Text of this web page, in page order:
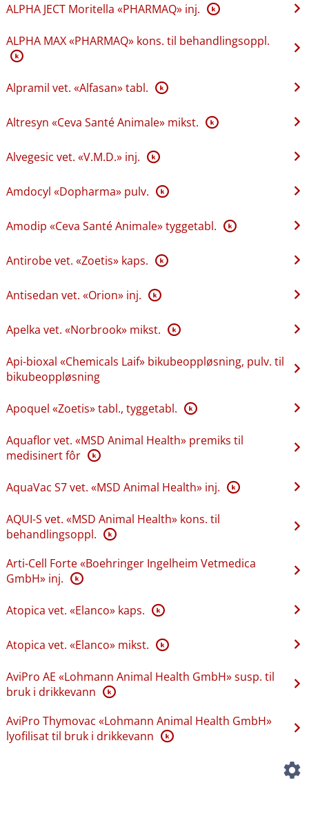
ALPHA JECT Moritella «PHARMAQ» inj. K
ALPHA MAX «PHARMAQ» kons. til behandlingsoppl.
K
Alpramil vet. «Alfasan» tabl. K
Altresyn «Ceva Santé Animale» mikst. K
Alvegesic vet. «V.M.D.» inj. K
Amdocyl «Dopharma» pulv. K
Amodip «Ceva Santé Animale» tyggetabl. K
Antirobe vet. «Zoetis» kaps. K
Antisedan vet. «Orion» inj. K
Apelka vet. «Norbrook» mikst. K
Api-bioxal «Chemicals Laif» bikubeoppløsning, pulv. til
bikubeoppløsning
Apoquel «Zoetis» tabl., tyggetabl. K
Aquaflor vet. «MSD Animal Health» premiks til
medisinert fôr K
AquaVac S7 vet. «MSD Animal Health» inj. K
AQUI-S vet. «MSD Animal Health» kons. til
behandlingsoppl. K
Arti-Cell Forte «Boehringer Ingelheim Vetmedica
GmbH» inj. K
Atopica vet. «Elanco» kaps. K
Atopica vet. «Elanco» mikst. K
AviPro AE «Lohmann Animal Health GmbH» susp. til
bruk i drikkevann K
AviPro Thymovac «Lohmann Animal Health GmbH»
lyofilisat til bruk i drikkevann K